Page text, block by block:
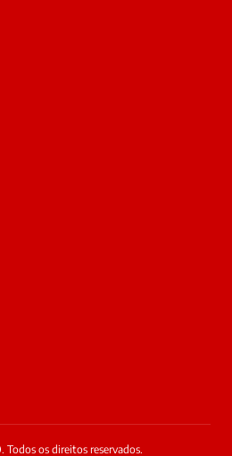
Todos os direitos reservados.